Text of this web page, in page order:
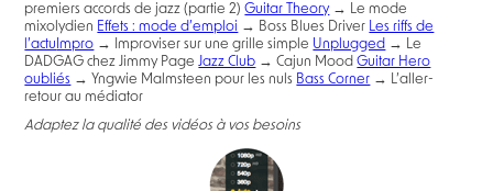
premiers accords de jazz (partie 2)Guitar Theory→ Le mode
mixolydien Effets : mode d’emploi → Boss Blues Driver Les riffs de
l’actu Impro → Improviser sur une grille simple Unplugged → Le
DADGAG chez Jimmy PageJazz Club → Cajun MoodGuitar Hero
oubliés → Yngwie Malmsteen pour les nuls Bass Corner → L’aller-
retour au médiator
Adaptez la qualité des vidéos à vos besoins